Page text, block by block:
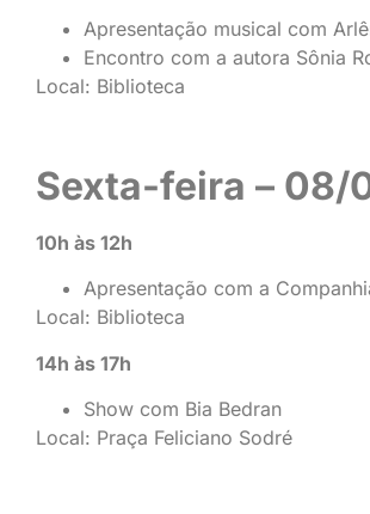
Apresentação musical com
Encontro com a autora Sônia
Local: Biblioteca
Sexta-feira – 08/
10h às 12h
Apresentação com a
Local: Biblioteca
14h às 17h
Show com Bia Bedran
Local: Praça Feliciano Sodré